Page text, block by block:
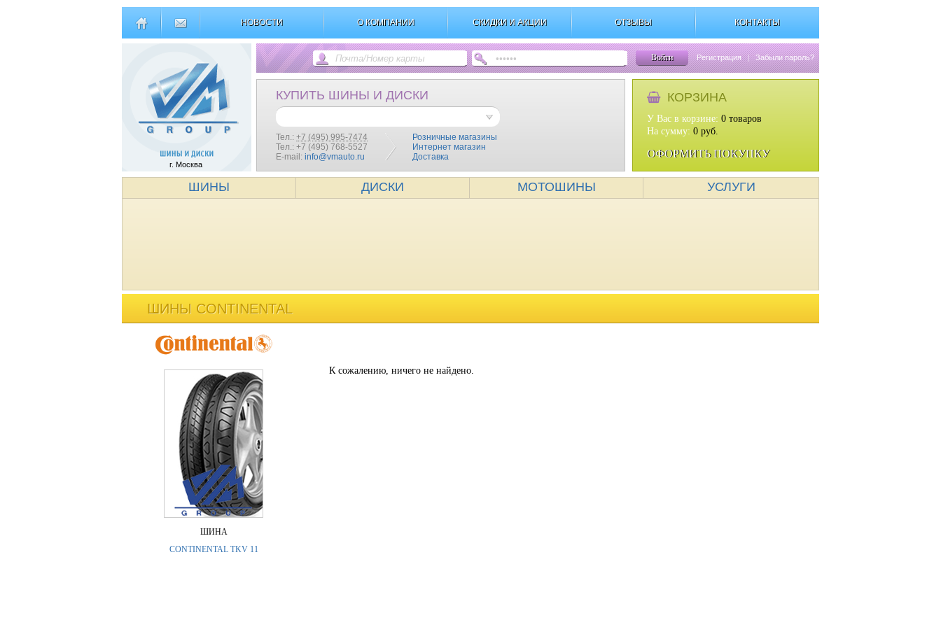
НОВОСТИ О КОМПАНИИ СКИДКИ И АКЦИИ ОТЗЫВЫ КОНТАКТЫ
г. Москва
Войти Регистрация | Забыли пароль?
КУПИТЬ ШИНЫ И ДИСКИ
Тел.: +7 (495) 995-7474
Тел.: +7 (495) 768-5527
E-mail: info@vmauto.ru
Розничные магазины
Интернет магазин
Доставка
КОРЗИНА
У Вас в корзине: 0 товаров
На сумму: 0 руб.
ОФОРМИТЬ ПОКУПКУ
ШИНЫ ДИСКИ МОТОШИНЫ УСЛУГИ
ШИНЫ CONTINENTAL
ШИНА
CONTINENTAL TKV 11
К сожалению, ничего не найдено.